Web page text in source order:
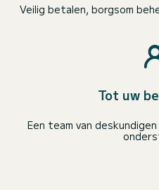
Veilig betalen, borgsom
Tot uw
Een team van